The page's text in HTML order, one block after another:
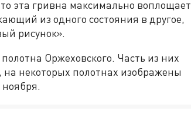
эта гривна максимально воплощает
из одного состояния в другое,
рисунок».
Оржеховского. Часть из них
некоторых полотнах изображены